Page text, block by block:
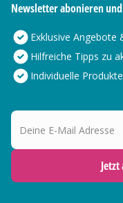
Newsletter abonieren
Exklusive Angebote
Hilfreiche Tipps zu
Individuelle
Deine E-Mail Adresse